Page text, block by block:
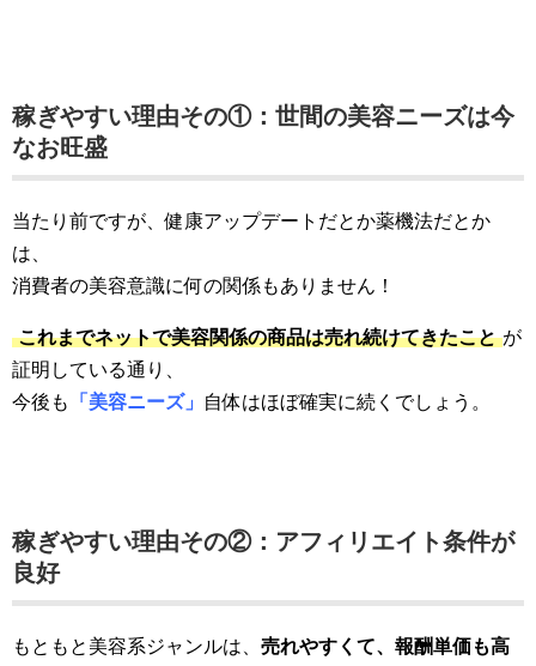
稼ぎやすい理由その①：世間の美容ニーズは今
なお旺盛
当たり前ですが、健康アップデートだとか薬機法だとか
は、
消費者の美容意識に何の関係もありません！
これまでネットで美容関係の商品は売れ続けてきたこと が
証明している通り、
今後も
「 美容ニーズ」 自体はほぼ確実に続くでしょう。
稼ぎやすい理由その②：アフィリエイト条件が
良好
もともと美容系ジャンルは、 売れやすくて、報酬単価も高